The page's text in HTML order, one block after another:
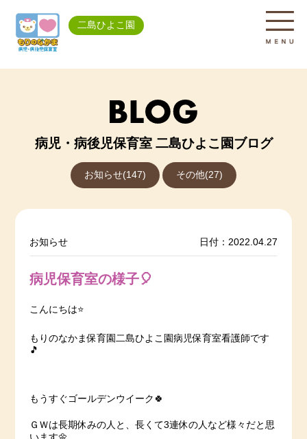
二島ひよこ園
病児・病後児保育室 二島ひよこ園ブログ
お知らせ(147) その他(27)
お知らせ 日付：2022.04.27
病児保育室の様子🎈
こんにちは⭐️
もりのなかま保育園二島ひよこ園病児保育室看護師です
🎵
もうすぐゴールデンウイーク🍀
ＧＷは長期休みの人と、長くて3連休の人など様々だと思